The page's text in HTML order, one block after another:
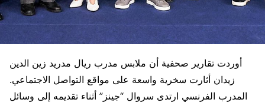
أوردت تقارير صحفية أن ملابس مدرب ريال مدريد زين الدين
زيدان أثارت سخرية واسعة على مواقع التواصل الاجتماعي.
المدرب الفرنسي ارتدى سروال “جينز” أثناء تقديمه إلى وسائل